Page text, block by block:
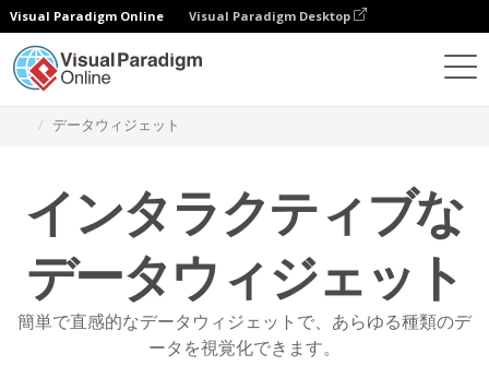
Visual Paradigm Online Visual Paradigm Desktop
データウィジェット
インタラクティブな
データウィジェット
簡単で直感的なデータウィジェットで、あらゆる種類のデ
ータを視覚化できます。